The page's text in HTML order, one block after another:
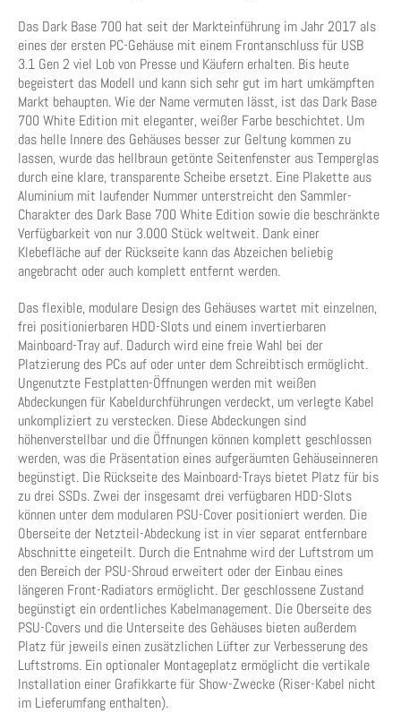
Das Dark Base 700 hat seit der Markteinführung im Jahr 2017 als
eines der ersten PC-Gehäuse mit einem Frontanschluss für USB
3.1 Gen 2 viel Lob von Presse und Käufern erhalten. Bis heute
begeistert das Modell und kann sich sehr gut im hart umkämpften
Markt behaupten. Wie der Name vermuten lässt, ist das Dark Base
700 White Edition mit eleganter, weißer Farbe beschichtet. Um
das helle Innere des Gehäuses besser zur Geltung kommen zu
lassen, wurde das hellbraun getönte Seitenfenster aus Temperglas
durch eine klare, transparente Scheibe ersetzt. Eine Plakette aus
Aluminium mit laufender Nummer unterstreicht den Sammler-
Charakter des Dark Base 700 White Edition sowie die beschränkte
Verfügbarkeit von nur 3.000 Stück weltweit. Dank einer
Klebefläche auf der Rückseite kann das Abzeichen beliebig
angebracht oder auch komplett entfernt werden.
Das flexible, modulare Design des Gehäuses wartet mit einzelnen,
frei positionierbaren HDD-Slots und einem invertierbaren
Mainboard-Tray auf. Dadurch wird eine freie Wahl bei der
Platzierung des PCs auf oder unter dem Schreibtisch ermöglicht.
Ungenutzte Festplatten-Öffnungen werden mit weißen
Abdeckungen für Kabeldurchführungen verdeckt, um verlegte Kabel
unkompliziert zu verstecken. Diese Abdeckungen sind
höhenverstellbar und die Öffnungen können komplett geschlossen
werden, was die Präsentation eines aufgeräumten Gehäuseinneren
begünstigt. Die Rückseite des Mainboard-Trays bietet Platz für bis
zu drei SSDs. Zwei der insgesamt drei verfügbaren HDD-Slots
können unter dem modularen PSU-Cover positioniert werden. Die
Oberseite der Netzteil-Abdeckung ist in vier separat entfernbare
Abschnitte eingeteilt. Durch die Entnahme wird der Luftstrom um
den Bereich der PSU-Shroud erweitert oder der Einbau eines
längeren Front-Radiators ermöglicht. Der geschlossene Zustand
begünstigt ein ordentliches Kabelmanagement. Die Oberseite des
PSU-Covers und die Unterseite des Gehäuses bieten außerdem
Platz für jeweils einen zusätzlichen Lüfter zur Verbesserung des
Luftstroms. Ein optionaler Montageplatz ermöglicht die vertikale
Installation einer Grafikkarte für Show-Zwecke (Riser-Kabel nicht
im Lieferumfang enthalten).